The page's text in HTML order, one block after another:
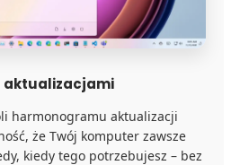
aktu­ali­za­cja­mi
harmonogramu aktualizacji
że Twój komputer zawsze
kiedy tego potrzebujesz – bez